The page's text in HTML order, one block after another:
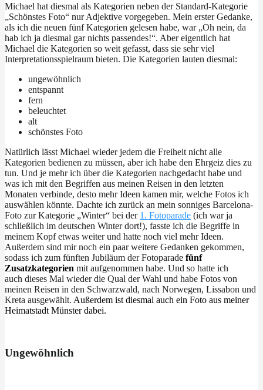
Michael hat diesmal als Kategorien neben der Standard-Kategorie
„Schönstes Foto“ nur Adjektive vorgegeben. Mein erster Gedanke,
als ich die neuen fünf Kategorien gelesen habe, war „Oh nein, da
hab ich ja diesmal gar nichts passendes!“. Aber eigentlich hat
Michael die Kategorien so weit gefasst, dass sie sehr viel
Interpretationsspielraum bieten. Die Kategorien lauten diesmal:
ungewöhnlich
entspannt
fern
beleuchtet
alt
schönstes Foto
Natürlich lässt Michael wieder jedem die Freiheit nicht alle
Kategorien bedienen zu müssen, aber ich habe den Ehrgeiz dies zu
tun. Und je mehr ich über die Kategorien nachgedacht habe und
was ich mit den Begriffen aus meinen Reisen in den letzten
Monaten verbinde, desto mehr Ideen kamen mir, welche Fotos ich
auswählen könnte. Dachte ich zurück an mein sonniges Barcelona-
Foto zur Kategorie „Winter“ bei der 1. Fotoparade (ich war ja
schließlich im deutschen Winter dort!), fasste ich die Begriffe in
meinem Kopf etwas weiter und hatte noch viel mehr Ideen.
Außerdem sind mir noch ein paar weitere Gedanken gekommen,
sodass ich zum fünften Jubiläum der Fotoparade fünf
Zusatzkategorien mit aufgenommen habe. Und so hatte ich
auch dieses Mal wieder die Qual der Wahl und habe Fotos von
meinen Reisen in den Schwarzwald, nach Norwegen, Lissabon und
Kreta ausgewählt. Außerdem ist diesmal auch ein Foto aus meiner
Heimatstadt Münster dabei.
Ungewöhnlich